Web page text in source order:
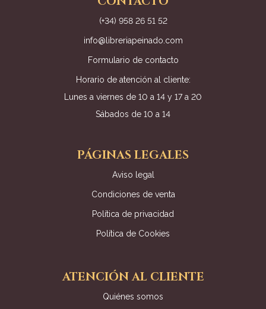
(+34) 958 26 51 52
info@libreriapeinado.com
Formulario de contacto
Horario de atención al cliente:
Lunes a viernes de 10 a 14 y 17 a 20
Sábados de 10 a 14
PÁGINAS LEGALES
Aviso legal
Condiciones de venta
Política de privacidad
Política de Cookies
ATENCIÓN AL CLIENTE
Quiénes somos